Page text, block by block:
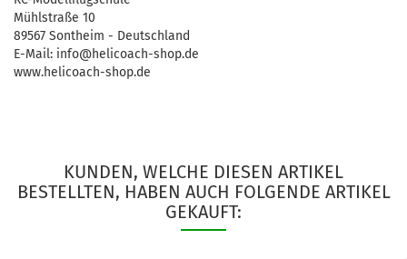
Mühlstraße 10
89567 Sontheim - Deutschland
E-Mail: info@helicoach-shop.de
www.helicoach-shop.de
KUNDEN, WELCHE DIESEN ARTIKEL
BESTELLTEN, HABEN AUCH FOLGENDE ARTIKEL
GEKAUFT: